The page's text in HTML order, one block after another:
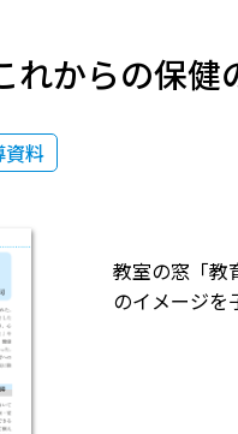
れからの保健
資料
教室の窓「教
のイメージを